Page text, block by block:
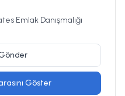
Emlak Danışmalığı
Göster